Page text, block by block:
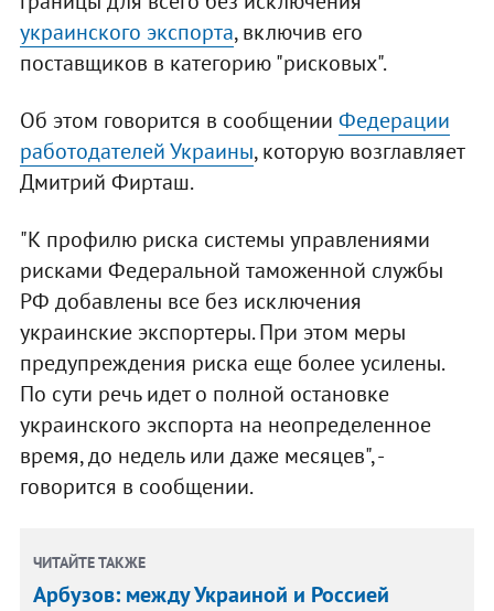
украинского экспорта, включив его
поставщиков в категорию "рисковых".
Об этом говорится в сообщении Федерации
работодателей Украины, которую возглавляет
Дмитрий Фирташ.
"К профилю риска системы управлениями
рисками Федеральной таможенной службы
РФ добавлены все без исключения
украинские экспортеры. При этом меры
предупреждения риска еще более усилены.
По сути речь идет о полной остановке
украинского экспорта на неопределенное
время, до недель или даже месяцев", -
говорится в сообщении.
ЧИТАЙТЕ ТАКЖЕ
Арбузов: между Украиной и Россией